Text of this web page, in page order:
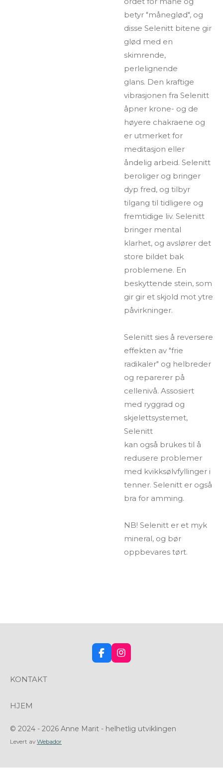
betyr "måneglød", og
disse Selenitt bitene gir
glød med en
skimrende,
perlelignende
glans. Den kraftige
vibrasjonen fra Selenitt
åpner krone- og de
høyere chakraene og
er utmerket for
meditasjon eller
åndelig arbeid. Selenitt
beroliger og bringer
dyp fred, og tilbyr
tilgang til tidligere og
fremtidige liv. Selenitt
bringer mental
klarhet, og avslører det
store bildet bak
problemene. En
beskyttende stein, som
gir gir et skjold mot ytre
påvirkninger.
Selenitt sies å reversere
effekten av "frie
radikaler" og helbreder
og reparerer på
cellenivå. Assosiert
med ryggrad og
skjelettsystemet,
Selenitt
kan også brukes til å
redusere problemer
med kvikksølvfyllinger i
tenner. Selenitt er også
bra for amming.
NB! Selenitt er et myk
mineral, og bør
oppbevares tørt.
F
a
I
n
m
KONTAKT
HJEM
© 2024 - 2026 Anne Marit - helhetlig utviklingen
Levert av Webador